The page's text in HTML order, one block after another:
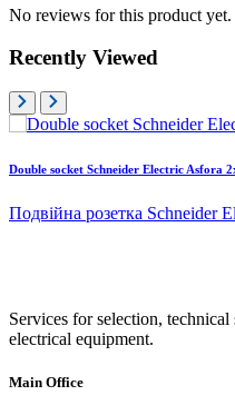
No reviews for this product
Recently Viewed
Double socket Schneider Electric Asfora
Подвійна розетка Schneider
Services for selection,
electrical equipment.
Main Office